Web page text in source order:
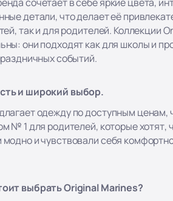
сочетает в себе яркие цвета,
детали, что делает её
так и для родителей. Коллекции
они подходят как для школы и
событий.
и широкий выбор.
одежду по доступным ценам,
№ 1 для родителей, которые хотят,
модно и чувствовали себя
выбрать Original Marines?